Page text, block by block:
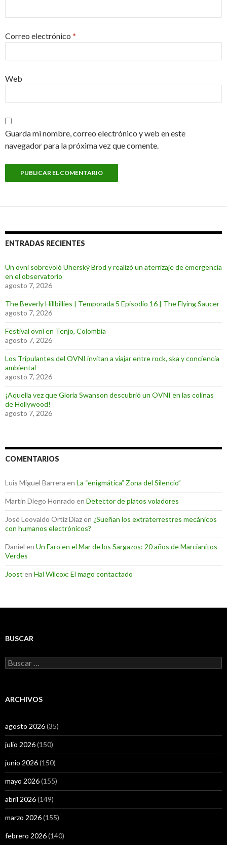
Correo electrónico *
Web
Guarda mi nombre, correo electrónico y web en este
navegador para la próxima vez que comente.
ENTRADAS RECIENTES
Un ovni sobrevoló Uherský Brod y realizó un aterrizaje de emergencia
en el observatorio
agosto 7, 2026
The Beverly Hillbillies | Temporada 5 Episodio 16 | The Flying Saucer
agosto 7, 2026
Festival ovni en Tenjo, Colombia
agosto 7, 2026
Los Tripulantes del OVNI invitan a viajar entre rock, ska y conciencia
ambiental
agosto 7, 2026
¡Aquella vez que Gloria Swanson descubrió un OVNI en las colinas
de Hollywood!
agosto 7, 2026
COMENTARIOS
Luis Miguel Barrera en La “enigmática” Zona del Silencio”
Martin Diego Honrado en Detector de platos voladores
José Leovaldo Ortiz Díazen ¿Sueñan los extraterrestres mecánicos
con humanos electrónicos?
Daniel en Un Faro en el Mar de los Sargazos: 20 años de Marcianitos
Verdes
Joost en Hal Wilcox: El mago contactado
BUSCAR
Buscar:
ARCHIVOS
agosto 2026(35)
julio 2026(150)
junio 2026(150)
mayo 2026(155)
abril 2026(149)
marzo 2026(155)
febrero 2026(140)